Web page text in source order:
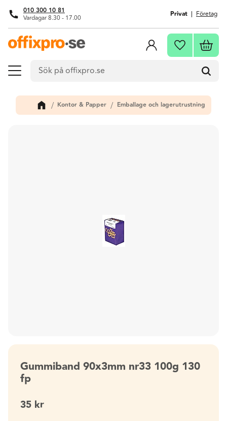
Meny
010 300 10 81
Vardagar 8.30 - 17.00 Privat Företag
Favoriter
Kontor & Papper Emballage och lagerutrustning
Gummiband 90x3mm nr33 100g 130
fp
35 kr